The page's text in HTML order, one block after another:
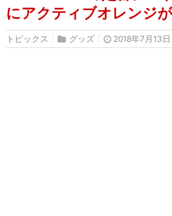
にアクティブオレンジ
トピックス グッズ 2018年7月13日